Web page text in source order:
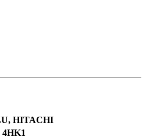
HITACHI
4HK1